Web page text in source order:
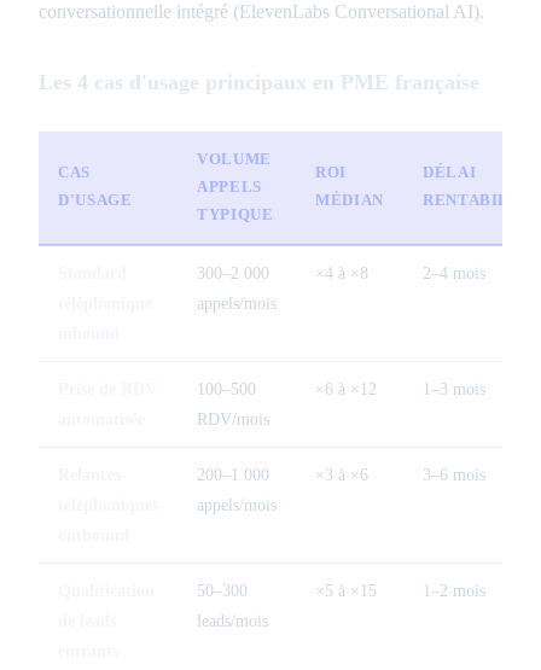
conversationnelle intégré (ElevenLabs Conversational AI).
Les 4 cas d'usage principaux en PME française
CAS
D'USAGE
VOLUME
APPELS
TYPIQUE
ROI
MÉDIAN
DÉLAI
RENTABILITÉ
300–2 000
appels/mois
×4 à ×8 2–4 mois
100–500
RDV/mois
×6 à ×12 1–3 mois
200–1 000
appels/mois
×3 à ×6 3–6 mois
50–300
leads/mois
×5 à ×15 1–2 mois